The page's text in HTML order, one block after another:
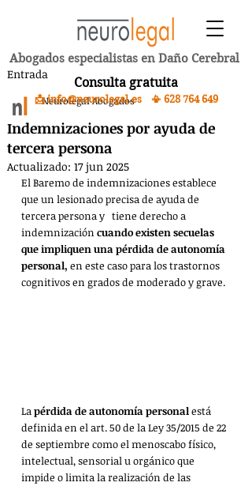
Abogados especialistas en Daño Cerebral
Consulta gratuita
📩 info@neurolegal.es 📳 628 764 649
Entrada
Indemnizaciones por ayuda de
tercera persona
Neurolegal Abogados
Actualizado: 17 jun 2025
El Baremo de indemnizaciones establece
que un lesionado precisa de ayuda de
tercera persona y   tiene derecho a
indemnización cuando existen secuelas
que impliquen una pérdida de autonomía
personal, en este caso para los trastornos
cognitivos en grados de moderado y grave.
La pérdida de autonomía personal está
definida en el art. 50 de la Ley 35/2015 de 22
de septiembre como el menoscabo físico,
intelectual, sensorial u orgánico que
impide o limita la realización de las